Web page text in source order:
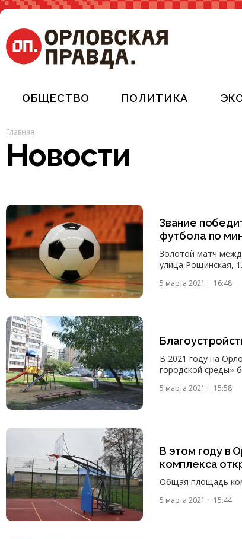
ОБЩЕСТВО ПОЛИТИКА
Главная
Новости
Звание
футбола по
Золотой матч
улица Рощинская,
5 марта 2021 г. 16:48
В 2021 году на
городской среды»
5 марта 2021 г. 15:58
В этом году в
комплекса
Общая площадь
5 марта 2021 г. 15:44